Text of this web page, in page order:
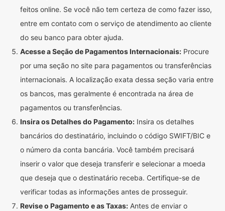
feitos online. Se você não tem certeza de como fazer isso,
entre em contato com o serviço de atendimento ao cliente
do seu banco para obter ajuda.
Acesse a Seção de Pagamentos Internacionais: Procure
por uma seção no site para pagamentos ou transferências
internacionais. A localização exata dessa seção varia entre
os bancos, mas geralmente é encontrada na área de
pagamentos ou transferências.
Insira os Detalhes do Pagamento: Insira os detalhes
bancários do destinatário, incluindo o código SWIFT/BIC e
o número da conta bancária. Você também precisará
inserir o valor que deseja transferir e selecionar a moeda
que deseja que o destinatário receba. Certifique-se de
verificar todas as informações antes de prosseguir.
Revise o Pagamento e as Taxas: Antes de enviar o